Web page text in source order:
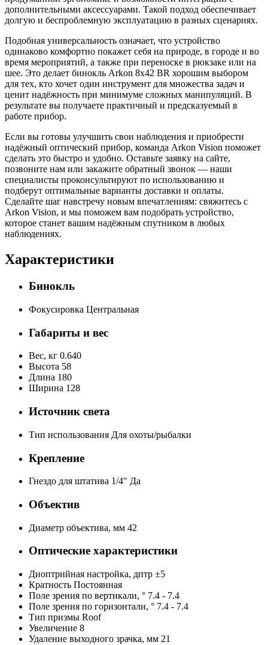
дополнительными аксессуарами. Такой подход обеспечивает
долгую и беспроблемную эксплуатацию в разных сценариях.
Подобная универсальность означает, что устройство
одинаково комфортно покажет себя на природе, в городе и во
время мероприятий, а также при переноске в рюкзаке или на
шее. Это делает бинокль Arkon 8x42 BR хорошим выбором
для тех, кто хочет один инструмент для множества задач и
ценит надёжность при минимуме сложных манипуляций. В
результате вы получаете практичный и предсказуемый в
работе прибор.
Если вы готовы улучшить свои наблюдения и приобрести
надёжный оптический прибор, команда Arkon Vision поможет
сделать это быстро и удобно. Оставьте заявку на сайте,
позвоните нам или закажите обратный звонок — наши
специалисты проконсультируют по использованию и
подберут оптимальные варианты доставки и оплаты.
Сделайте шаг навстречу новым впечатлениям: свяжитесь с
Arkon Vision, и мы поможем вам подобрать устройство,
которое станет вашим надёжным спутником в любых
наблюдениях.
Характеристики
Бинокль
Фокусировка Центральная
Габариты и вес
Вес, кг 0.640
Высота 58
Длина 180
Ширина 128
Источник света
Тип использования Для охоты/рыбалки
Крепление
Гнездо для штатива 1/4" Да
Объектив
Диаметр объектива, мм 42
Оптические характеристики
Диоптрийная настройка, дптр ±5
Кратность Постоянная
Поле зрения по вертикали, ° 7.4 - 7.4
Поле зрения по горизонтали, ° 7.4 - 7.4
Тип призмы Roof
Увеличение 8
Удаление выходного зрачка, мм 21